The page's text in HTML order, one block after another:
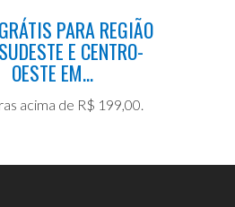
PARA REGIÃO
E CENTRO-
OESTE EM...
acima de R$ 199,00.